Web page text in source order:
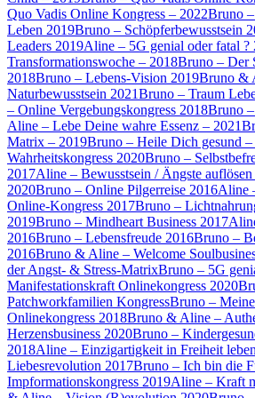
Quo Vadis Online Kongress – 2022Bruno
Leben 2019Bruno – Schöpferbewusstsein
Leaders 2019Aline – 5G genial oder fatal ?
Transformationswoche – 2018Bruno – Der
2018Bruno – Lebens-Vision 2019Bruno &
Naturbewusstsein 2021Bruno – Traum
– Online Vergebungskongress 2018Bruno
Aline – Lebe Deine wahre Essenz – 2021
Matrix – 2019Bruno – Heile Dich gesund –
Wahrheitskongress 2020Bruno –
2017Aline – Bewusstsein / Ängste
2020Bruno – Online Pilgerreise 2016Aline
Online-Kongress 2017Bruno –
2019Bruno – Mindheart Business 2017
2016Bruno – Lebensfreude 2016Bruno –
2016Bruno & Aline – Welcome
der Angst- & Stress-MatrixBruno – 5G
Manifestationskraft Onlinekongress 2020
Patchworkfamilien KongressBruno –
Onlinekongress 2018Bruno & Aline –
Herzensbusiness 2020Bruno –
2018Aline – Einzigartigkeit in Freiheit
Liebesrevolution 2017Bruno – Ich bin die
Impformationskongress 2019Aline – Kraft